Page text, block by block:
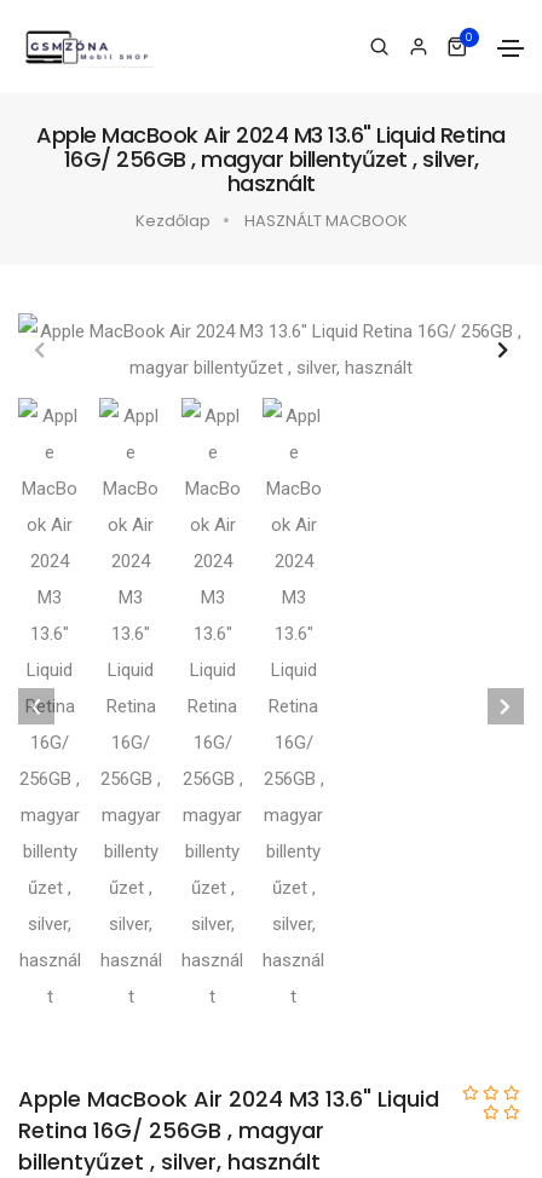
0
Apple MacBook Air 2024 M3 13.6" Liquid Retina
16G/ 256GB , magyar billentyűzet , silver,
használt
Kezdőlap HASZNÁLT MACBOOK
Apple MacBook Air 2024 M3 13.6" Liquid
Retina 16G/ 256GB , magyar
billentyűzet , silver, használt